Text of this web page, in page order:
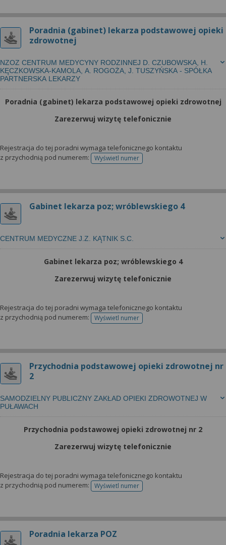
Poradnia (gabinet) lekarza podstawowej opieki
zdrowotnej
NZOZ CENTRUM MEDYCYNY RODZINNEJ D. CZUBOWSKA, H.
KĘCZKOWSKA-KAMOLA, A. ROGOŻA, J. TUSZYŃSKA - SPÓŁKA
PARTNERSKA LEKARZY
Poradnia (gabinet) lekarza podstawowej opieki zdrowotnej
Zarezerwuj wizytę telefonicznie
Rejestracja do tej poradni wymaga telefonicznego kontaktu
z przychodnią pod numerem:
Wyświetl numertelefonu do rejestracji
Gabinet lekarza poz; wróblewskiego 4
CENTRUM MEDYCZNE J.Z. KĄTNIK S.C.
Gabinet lekarza poz; wróblewskiego 4
Zarezerwuj wizytę telefonicznie
Rejestracja do tej poradni wymaga telefonicznego kontaktu
z przychodnią pod numerem:
Wyświetl numertelefonu do rejestracji
Przychodnia podstawowej opieki zdrowotnej nr
2
SAMODZIELNY PUBLICZNY ZAKŁAD OPIEKI ZDROWOTNEJ W
PUŁAWACH
Przychodnia podstawowej opieki zdrowotnej nr 2
Zarezerwuj wizytę telefonicznie
Rejestracja do tej poradni wymaga telefonicznego kontaktu
z przychodnią pod numerem:
Wyświetl numertelefonu do rejestracji
Poradnia lekarza POZ